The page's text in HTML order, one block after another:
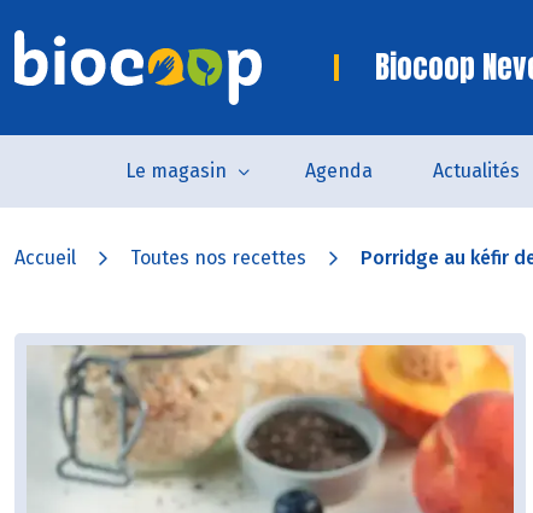
Biocoop
Le magasin Agenda Actualités
Accueil Toutes nos recettes Porridge au kéfir